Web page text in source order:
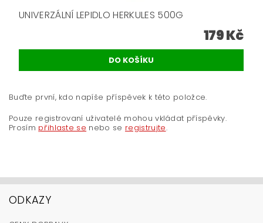
UNIVERZÁLNÍ LEPIDLO HERKULES 500G
179 Kč
Buďte první, kdo napíše příspěvek k této položce.
Pouze registrovaní uživatelé mohou vkládat příspěvky.
Prosím přihlaste se nebo se registrujte.
ODKAZY